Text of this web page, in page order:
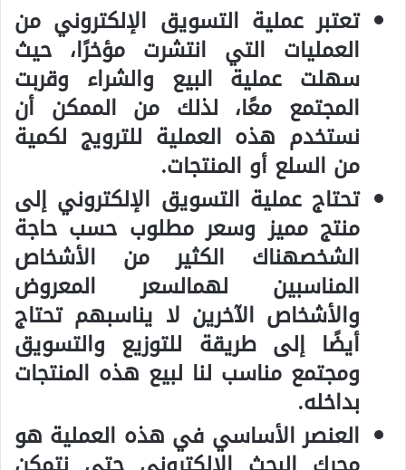
تعتبر عملية التسويق الإلكتروني من
العمليات التي انتشرت مؤخرًا، حيث
سهلت عملية البيع والشراء وقربت
المجتمع معًا، لذلك من الممكن أن
نستخدم هذه العملية للترويج لكمية
من السلع أو المنتجات.
تحتاج عملية التسويق الإلكتروني إلى
منتج مميز وسعر مطلوب حسب حاجة
الشخصهناك الكثير من الأشخاص
المناسبين لهمالسعر المعروض
والأشخاص الآخرين لا يناسبهم تحتاج
أيضًا إلى طريقة للتوزيع والتسويق
ومجتمع مناسب لنا لبيع هذه المنتجات
بداخله.
العنصر الأساسي في هذه العملية هو